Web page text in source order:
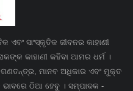
ଏବଂ ସାଂସ୍କୃତିକ ଜୀବନର କାହାଣୀ
କାହାଣୀ କହିବା ଆମର ଧର୍ମ ।
ମାନବ ଅଧିକାର ଏବଂ ମୁକ୍ତ
ଠିଆ ହେବୁ । ସମ୍ପାଦକ -